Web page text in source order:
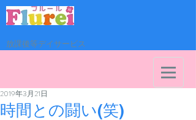
放課後等デイサービス
時間との闘い(笑)
2019年3月21日